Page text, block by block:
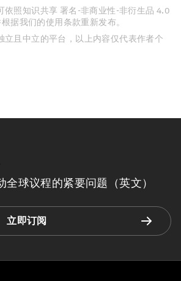
依照知识共享 署名-非商业性-非衍生品 4.0
据我们的使用条款重新发布。
立且中立的平台，以上内容仅代表作者个
全球议程的紧要问题（英文）
立即订阅